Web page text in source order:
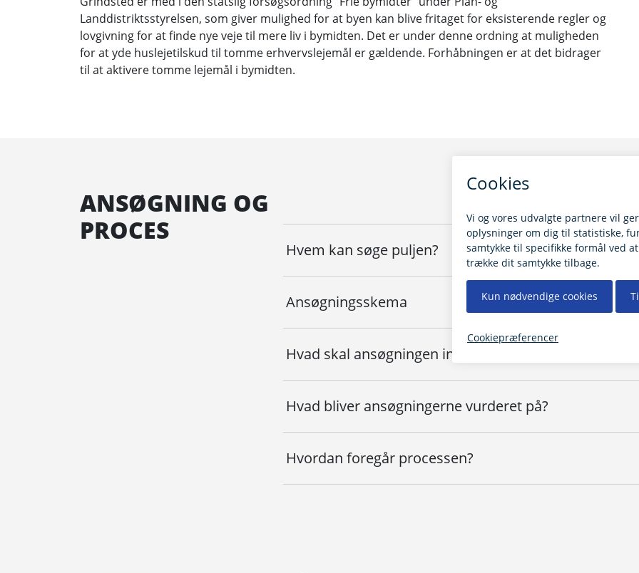
Landdistriktsstyrelsen, som giver mulighed for at byen kan blive fritaget for eksisterende regler og
lovgivning for at finde nye veje til mere liv i bymidten. Det er under denne ordning at muligheden
for at yde huslejetilskud til tomme erhvervslejemål er gældende. Forhåbningen er at det bidrager
til at aktivere tomme lejemål i bymidten.
ANSØGNING OG
PROCES
Hvem kan søge puljen?
Ansøgningsskema
Hvad skal ansøgningen indeholde?
Hvad bliver ansøgningerne vurderet på?
Hvordan foregår processen?